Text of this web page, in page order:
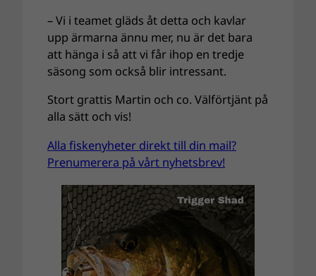
– Vi i teamet gläds åt detta och kavlar
upp ärmarna ännu mer, nu är det bara
att hänga i så att vi får ihop en tredje
säsong som också blir intressant.
Stort grattis Martin och co. Välförtjänt på
alla sätt och vis!
Alla fiskenyheter direkt till din mail?
Prenumerera på vårt nyhetsbrev!